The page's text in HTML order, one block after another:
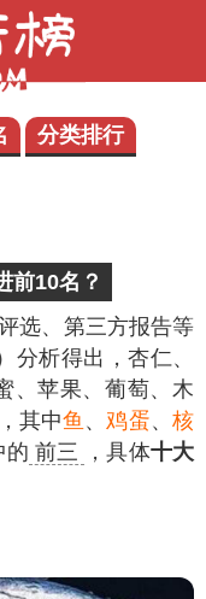
分类排行
前10名？
选、第三方报告等
分析得出，杏仁、
、苹果、葡萄、木
其中鱼 、鸡蛋、核
的 前三 ，具体十大